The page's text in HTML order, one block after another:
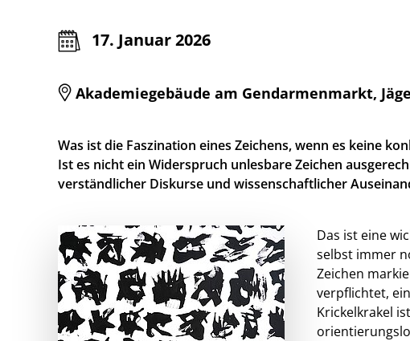
17. Januar 2026
Akademiegebäude am Gendarmenmarkt,
Was ist die Faszination eines Zeichens, wenn es keine
Ist es nicht ein Widerspruch unlesbare Zeichen
verständlicher Diskurse und wissenschaftlicher
Das ist eine
selbst immer
Zeichen
verpflichtet,
Krickelkrakel